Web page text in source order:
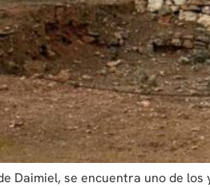
Daimiel, se encuentra uno de